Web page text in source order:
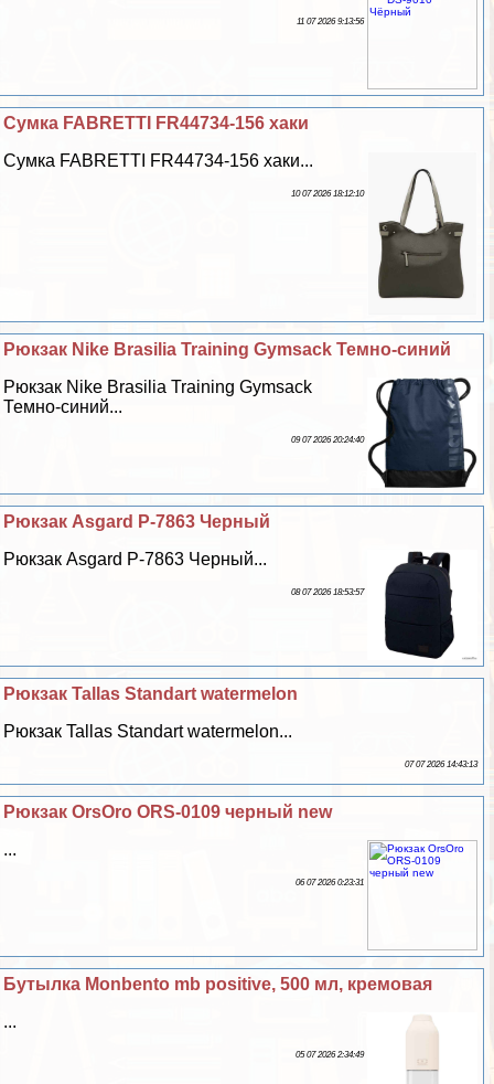
11 07 2026 9:13:56
Сумка FABRETTI FR44734-156 хаки
Сумка FABRETTI FR44734-156 хаки...
10 07 2026 18:12:10
Рюкзак Nike Brasilia Training Gymsack Темно-синий
Рюкзак Nike Brasilia Training Gymsack
Темно-синий...
09 07 2026 20:24:40
Рюкзак Asgard Р-7863 Черный
Рюкзак Asgard Р-7863 Черный...
08 07 2026 18:53:57
Рюкзак Tallas Standart watermelon
Рюкзак Tallas Standart watermelon...
07 07 2026 14:43:13
Рюкзак OrsOro ORS-0109 черный new
...
06 07 2026 0:23:31
Бутылка Monbento mb positive, 500 мл, кремовая
...
05 07 2026 2:34:49